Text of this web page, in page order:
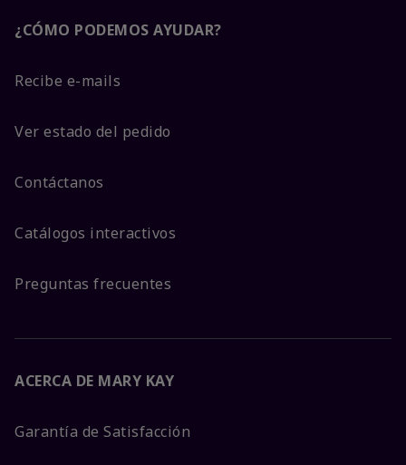
¿CÓMO PODEMOS AYUDAR?
Recibe e-mails
Ver estado del pedido
Contáctanos
Catálogos interactivos
Preguntas frecuentes
ACERCA DE MARY KAY
Garantía de Satisfacción